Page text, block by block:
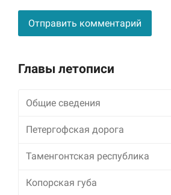
Главы летописи
Общие сведения
Петергофская дорога
Таменгонтская республика
Копорская губа